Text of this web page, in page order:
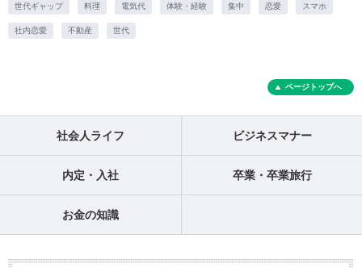
世代ギャップ 料理 電気代 体験・経験 集中 恋愛 スマホ
社内恋愛 不動産 世代
ページトップへ
社会人ライフ ビジネスマナー
内定・入社 卒業・卒業旅行
お金の知識